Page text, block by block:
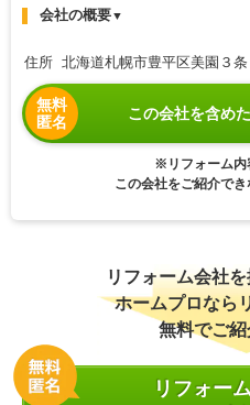
会社の概要▼
住所 北海道札幌市豊平区美園３
無料
匿名
この会社を含め
※リフォーム内
この会社をご紹介でき
リフォーム会社
ホームプロなら
無料でご紹
リフォー